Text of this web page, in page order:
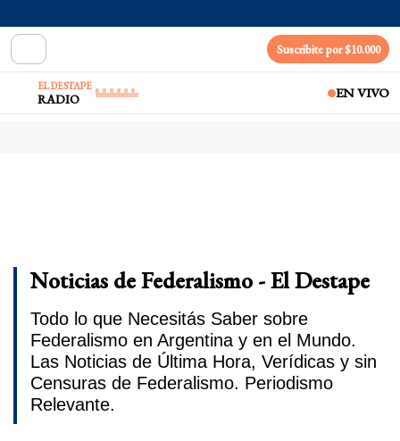
Suscribite por $10.000
EL DESTAPE
RADIO EN VIVO
Noticias de Federalismo - El Destape
Todo lo que Necesitás Saber sobre
Federalismo en Argentina y en el Mundo.
Las Noticias de Última Hora, Verídicas y sin
Censuras de Federalismo. Periodismo
Relevante.